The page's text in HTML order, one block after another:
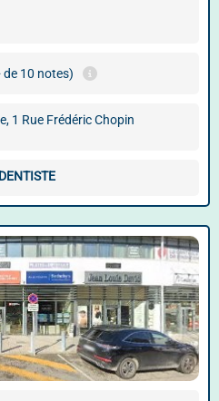
de 10 notes)
1 Rue Frédéric Chopin